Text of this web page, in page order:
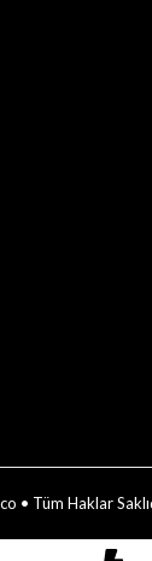
• Tüm Haklar